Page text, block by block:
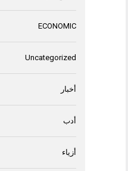
ECONOMIC
Uncategorized
أخبار
أدب
أزياء